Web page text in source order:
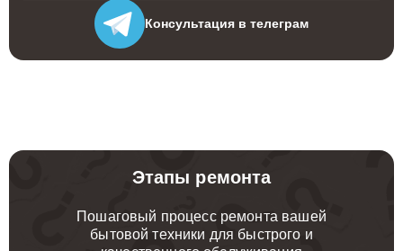
Консультация в телеграм
Этапы ремонта
Пошаговый процесс ремонта вашей
бытовой техники для быстрого и